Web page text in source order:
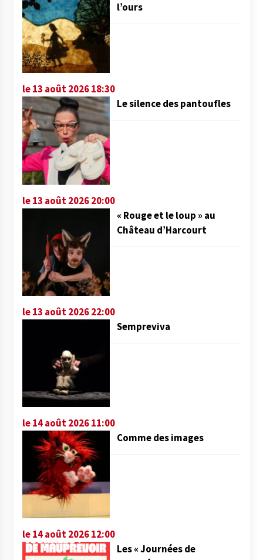
l’ours
le 13 août 2026 18:30
Le silence des pantoufles
le 13 août 2026 20:00
« Rouge et le loup » au
Château d’Harcourt
le 13 août 2026 22:00
Sempreviva
le 14 août 2026 11:00
Comme des images
le 14 août 2026 12:00
Les « Journées de